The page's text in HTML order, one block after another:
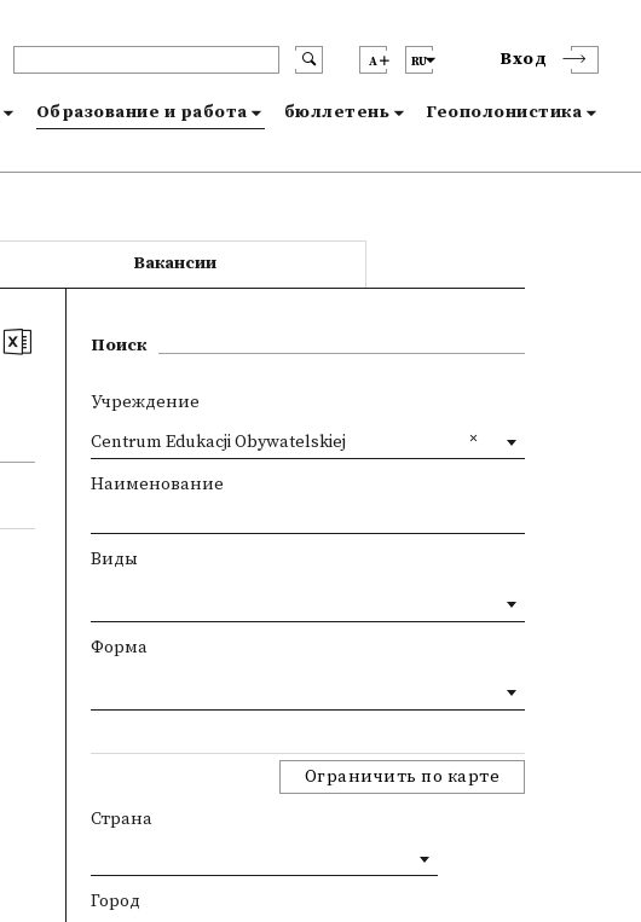
A RU Вход
Образование и работа бюллетень Геополонистика
Вакансии
Поиск
Учреждение
Centrum Edukacji Obywatelskiej
Наименование
Виды
Форма
Ограничить по карте
Страна
Город